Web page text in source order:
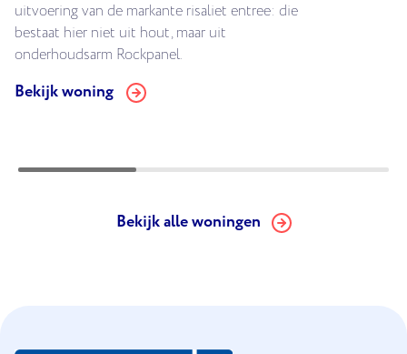
uitvoering van de markante risaliet entree: die
bestaat hier niet uit hout, maar uit
onderhoudsarm Rockpanel.
Bekijk woning
Bekijk alle woningen